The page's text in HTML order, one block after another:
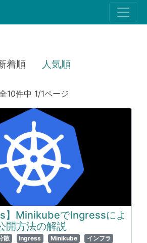
着順 人気順
10件中 1/1ページ
】MinikubeでIngressによ
開方法の解説
散 Ingress Minikube
インフラ